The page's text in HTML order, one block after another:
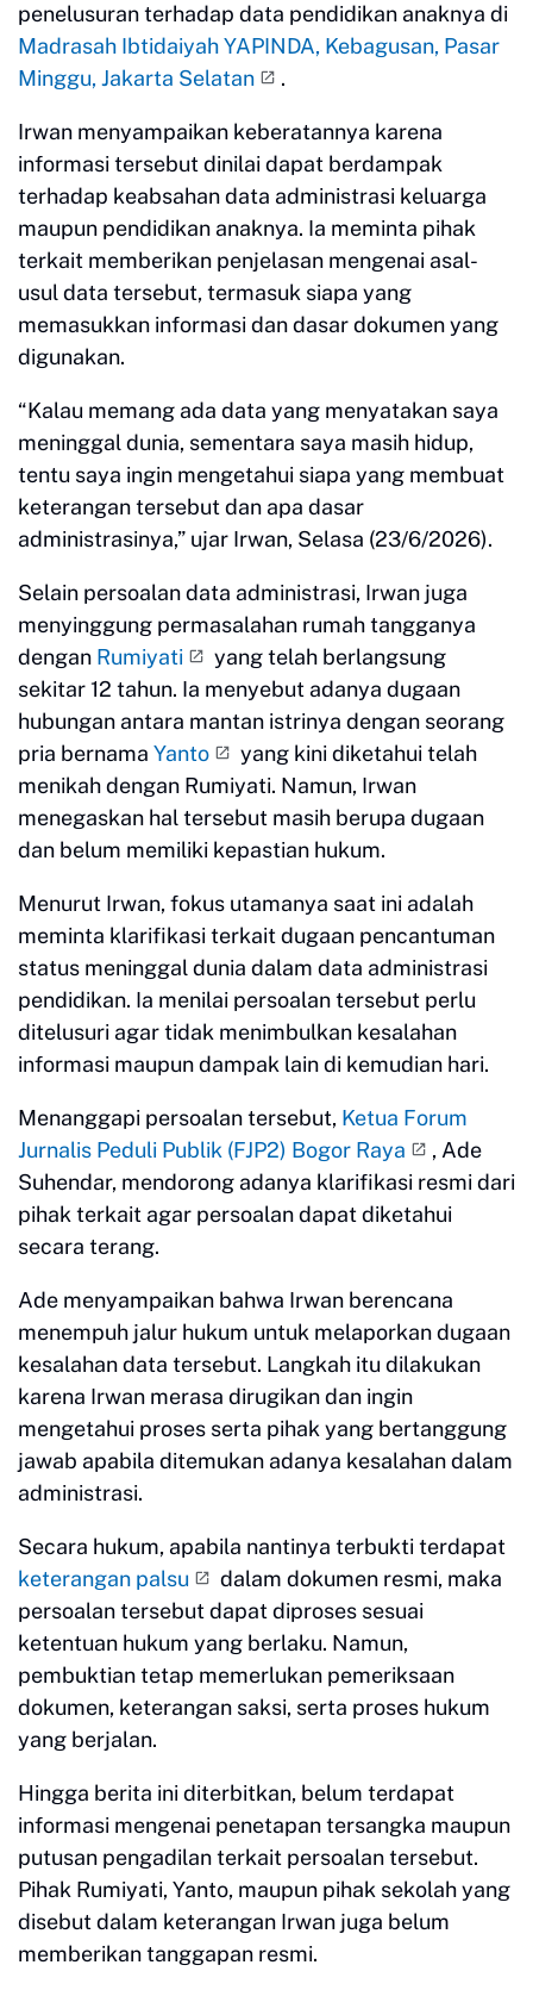
penelusuran terhadap data pendidikan anaknya di
Madrasah Ibtidaiyah YAPINDA, Kebagusan, Pasar
Minggu, Jakarta Selatan
.
Irwan menyampaikan keberatannya karena
informasi tersebut dinilai dapat berdampak
terhadap keabsahan data administrasi keluarga
maupun pendidikan anaknya. Ia meminta pihak
terkait memberikan penjelasan mengenai asal-
usul data tersebut, termasuk siapa yang
memasukkan informasi dan dasar dokumen yang
digunakan.
“Kalau memang ada data yang menyatakan saya
meninggal dunia, sementara saya masih hidup,
tentu saya ingin mengetahui siapa yang membuat
keterangan tersebut dan apa dasar
administrasinya,” ujar Irwan, Selasa (23/6/2026).
Selain persoalan data administrasi, Irwan juga
menyinggung permasalahan rumah tangganya
dengan Rumiyati
yang telah berlangsung
sekitar 12 tahun. Ia menyebut adanya dugaan
hubungan antara mantan istrinya dengan seorang
pria bernama Yanto
yang kini diketahui telah
menikah dengan Rumiyati. Namun, Irwan
menegaskan hal tersebut masih berupa dugaan
dan belum memiliki kepastian hukum.
Menurut Irwan, fokus utamanya saat ini adalah
meminta klarifikasi terkait dugaan pencantuman
status meninggal dunia dalam data administrasi
pendidikan. Ia menilai persoalan tersebut perlu
ditelusuri agar tidak menimbulkan kesalahan
informasi maupun dampak lain di kemudian hari.
Menanggapi persoalan tersebut, Ketua Forum
Jurnalis Peduli Publik (FJP2) Bogor Raya
, Ade
Suhendar, mendorong adanya klarifikasi resmi dari
pihak terkait agar persoalan dapat diketahui
secara terang.
Ade menyampaikan bahwa Irwan berencana
menempuh jalur hukum untuk melaporkan dugaan
kesalahan data tersebut. Langkah itu dilakukan
karena Irwan merasa dirugikan dan ingin
mengetahui proses serta pihak yang bertanggung
jawab apabila ditemukan adanya kesalahan dalam
administrasi.
Secara hukum, apabila nantinya terbukti terdapat
keterangan palsu
dalam dokumen resmi, maka
persoalan tersebut dapat diproses sesuai
ketentuan hukum yang berlaku. Namun,
pembuktian tetap memerlukan pemeriksaan
dokumen, keterangan saksi, serta proses hukum
yang berjalan.
Hingga berita ini diterbitkan, belum terdapat
informasi mengenai penetapan tersangka maupun
putusan pengadilan terkait persoalan tersebut.
Pihak Rumiyati, Yanto, maupun pihak sekolah yang
disebut dalam keterangan Irwan juga belum
memberikan tanggapan resmi.